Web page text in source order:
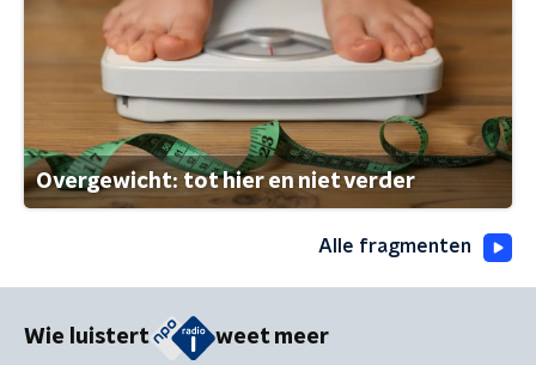
Overgewicht: tot hier en niet verder
Alle fragmenten
Wie luistert weet meer